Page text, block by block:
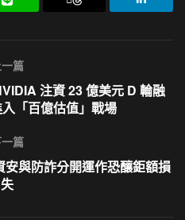
一篇
注資 23 億美元 D 輪融
「百億估值」戰場
篇
與防詐分開運作恐釀鉅額損
失